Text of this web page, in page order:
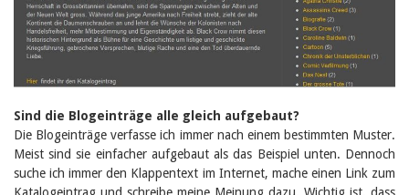
Sind die Blogeinträge alle gleich aufgebaut?
Die Blogeinträge verfasse ich immer nach einem bestimmten Muster.
Meist sind sie einfacher aufgebaut als das Beispiel unten. Dennoch
suche ich immer den Klappentext im Internet, mache einen Link zum